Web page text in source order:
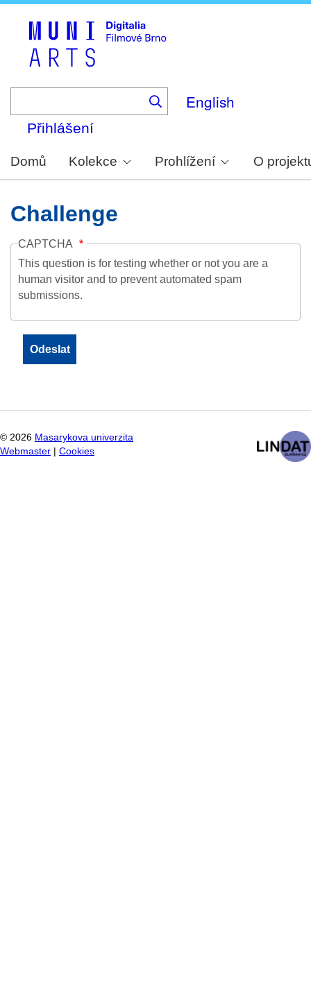
English
Přihlášení
Domů Kolekce Prohlížení O
Challenge
CAPTCHA
This question is for testing whether or not you are a
human visitor and to prevent automated spam
submissions.
© 2026 Masarykova univerzita
Webmaster
Cookies